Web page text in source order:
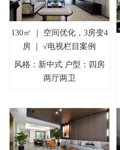
130㎡ ｜ 空间优化，3房变4
房 ｜ √电视栏目案例
风格：新中式 户型：四房
两厅两卫